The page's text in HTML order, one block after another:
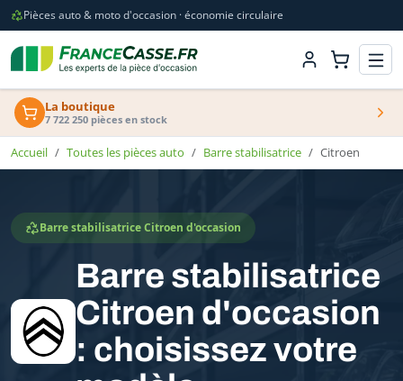
Pièces auto & moto d'occasion · économie circulaire
La boutique
7 722 250 pièces en stock
Accueil Toutes les pièces auto Barre stabilisatrice Citroen
Barre stabilisatrice Citroen d'occasion
Barre stabilisatrice
Citroen d'occasion
: choisissez votre